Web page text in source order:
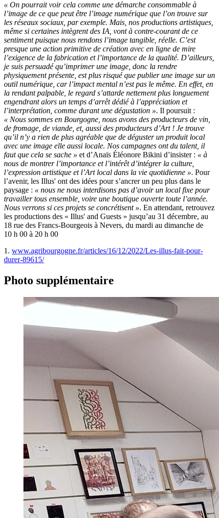
« On pourrait voir cela comme une démarche consommable à
l’image de ce que peut être l’image numérique que l’on trouve sur
les réseaux sociaux, par exemple. Mais, nos productions artistiques,
même si certaines intègrent des IA, vont à contre-courant de ce
sentiment puisque nous rendons l’image tangible, réelle. C’est
presque une action primitive de création avec en ligne de mire
l’exigence de la fabrication et l’importance de la qualité. D’ailleurs,
je suis persuadé qu’imprimer une image, donc la rendre
physiquement présente, est plus risqué que publier une image sur un
outil numérique, car l’impact mental n’est pas le même. En effet, en
la rendant palpable, le regard s’attarde nettement plus longuement
engendrant alors un temps d’arrêt dédié à l’appréciation et
l’interprétation, comme durant une dégustation ». Il poursuit :
« Nous sommes en Bourgogne, nous avons des producteurs de vin,
de fromage, de viande, et, aussi des producteurs d’Art ! Je trouve
qu’il n’y a rien de plus agréable que de déguster un produit local
avec une image elle aussi locale. Nos campagnes ont du talent, il
faut que cela se sache » et d’Anaïs Éléonore Bikini d’insister : « à
nous de montrer l’importance et l’intérêt d’intégrer la culture,
l’expression artistique et l’Art local dans la vie quotidienne ». Pour
l’avenir, les Illus' ont des idées pour s’ancrer un peu plus dans le
paysage : « nous ne nous interdisons pas d’avoir un local fixe pour
travailler tous ensemble, voire une boutique ouverte toute l’année.
Nous verrons si ces projets se concrétisent ». En attendant, retrouvez
les productions des « Illus' and Guests » jusqu’au 31 décembre, au
18 rue des Francs-Bourgeois à Nevers, du mardi au dimanche de
10 h 00 à 20 h 00
1. www.agribourgogne.fr/articles/16/12/2022/Les-illus-fait-pour-
durer-89615/
Photo supplémentaire